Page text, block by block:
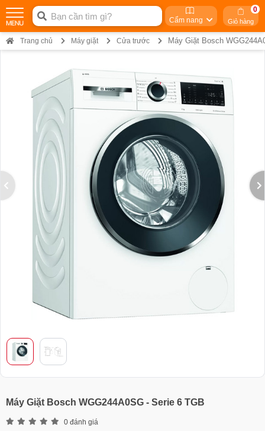
Cẩm nang Giỏ hàng
0
Trang chủ Máy giặt Cửa trước Máy Giặt Bosch
Máy Giặt Bosch WGG244A0SG - Serie 6 TGB
0 đánh giá